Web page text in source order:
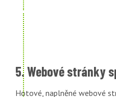
5. Webové stránky
Hotové, naplněné webové